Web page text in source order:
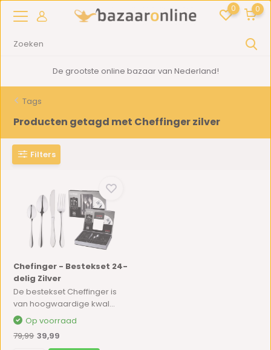
0 0
De grootste online bazaar van Nederland!
Tags
Producten getagd met Cheffinger zilver
Filters
Chefinger - Bestekset 24-
delig Zilver
De bestekset Cheffinger is
van hoogwaardige kwal...
Op voorraad
79,99 39,99